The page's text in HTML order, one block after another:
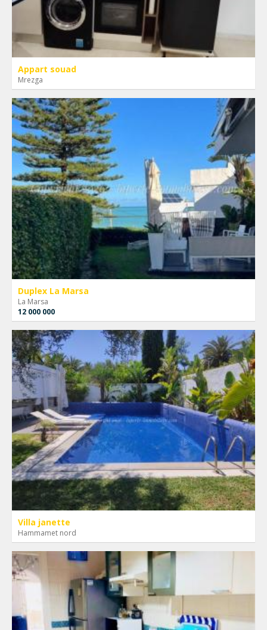
Appart souad
Mrezga
Duplex La Marsa
La Marsa
12 000 000
Villa janette
Hammamet nord